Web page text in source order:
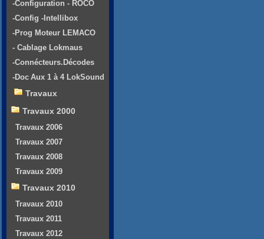
-Configuration - ROCO
-Config -Intellibox
-Prog Moteur LEMACO
- Cablage Lokmaus
-Connécteurs.Décodes
-Doc Aux 1 à 4 LokSound
Travaux
Travaux 2000
Travaux 2006
Travaux 2007
Travaux 2008
Travaux 2009
Travaux 2010
Travaux 2010
Travaux 2011
Travaux 2012